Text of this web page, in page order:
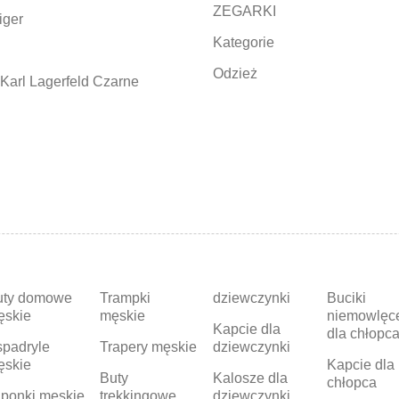
Lagerfeld Czarne
ZEGARKI
Kategorie
Odzież
domowe
Trampki
męskie
Trapery męskie
Buty
dziewczynki
Kapcie dla
dziewczynki
Kalosze dla
Buciki
dla
Kapcie dla
chłopca